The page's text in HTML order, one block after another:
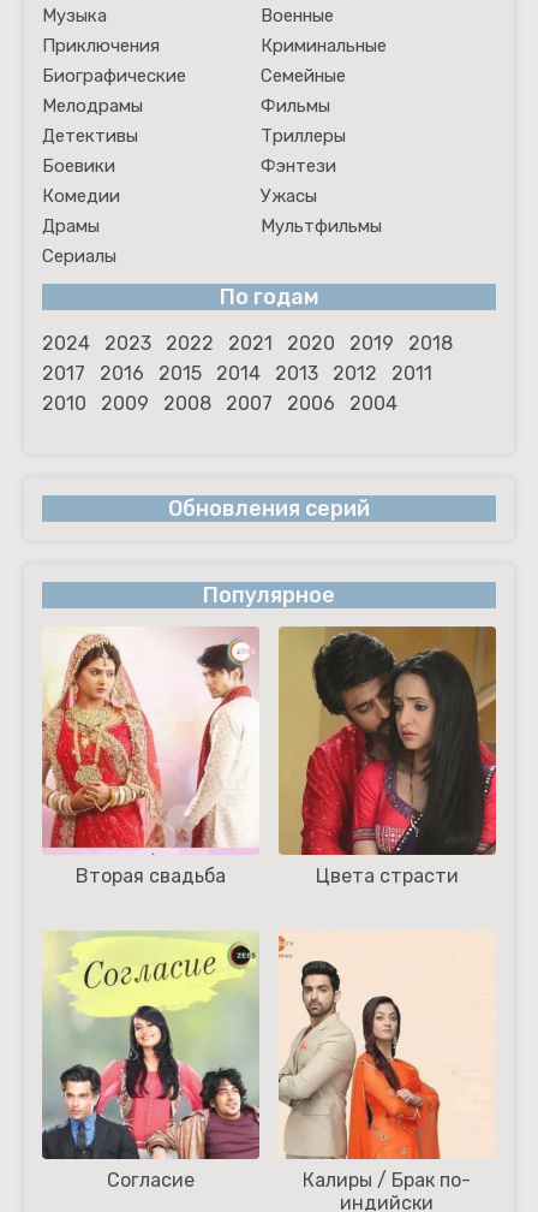
Музыка
Военные
Приключения
Криминальные
Биографические
Семейные
Мелодрамы
Фильмы
Детективы
Триллеры
Боевики
Фэнтези
Комедии
Ужасы
Драмы
Мультфильмы
Сериалы
По годам
2024 2023 2022 2021 2020 2019
2018
2017
2016 2015 2014 2013 2012
2011
2010
2009 2008 2007 2006 2004
Обновления серий
Популярное
Вторая свадьба Цвета страсти
Согласие
Калиры / Брак по-
индийски